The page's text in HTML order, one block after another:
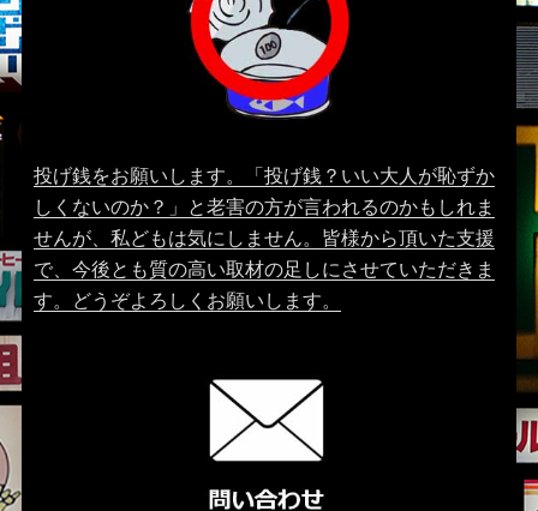
投げ銭をお願いします。「投げ銭？いい大人が恥ずか
しくないのか？」と老害の方が言われるのかもしれま
せんが、私どもは気にしません。皆様から頂いた支援
で、今後とも質の高い取材の足しにさせていただきま
す。どうぞよろしくお願いします。